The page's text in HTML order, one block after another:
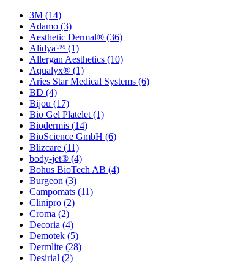
3M (14)
Adamo (3)
Aesthetic Dermal® (36)
Alidya™ (1)
Allergan Aesthetics (10)
Aqualyx® (1)
Aries Star Medical Systems (6)
BD (4)
Bijou (17)
Bio Gel Platelet (1)
Biodermis (14)
BioScience GmbH (6)
Blizcare (11)
body-jet® (4)
Bohus BioTech AB (4)
Burgeon (3)
Campomats (11)
Clinipro (2)
Croma (2)
Decoria (4)
Demotek (5)
Dermlite (28)
Desirial (2)